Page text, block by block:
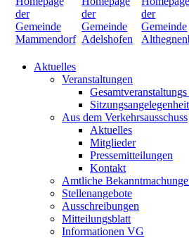
Aktuelles
Veranstaltungen
Aus dem Verkehrsausschuss
Aktuelles
Mitglieder
Pressemitteilungen
Kontakt
Amtliche
Stellenangebote
Ausschreibungen
Mitteilungsblatt
Informationen VG